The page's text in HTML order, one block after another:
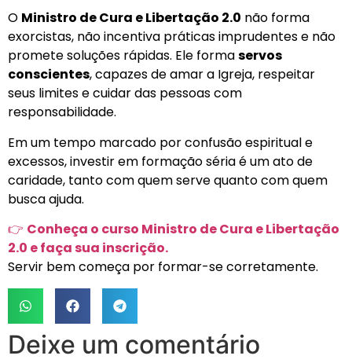
O Ministro de Cura e Libertação 2.0 não forma
exorcistas, não incentiva práticas imprudentes e não
promete soluções rápidas. Ele formaservos
conscientes, capazes de amar a Igreja, respeitar
seus limites e cuidar das pessoas com
responsabilidade.
Em um tempo marcado por confusão espiritual e
excessos, investir em formação séria é um ato de
caridade, tanto com quem serve quanto com quem
busca ajuda.
👉 Conheça o curso Ministro de Cura e Libertação
2.0 e faça sua inscrição.
Servir bem começa por formar-se corretamente.
Deixe um comentário